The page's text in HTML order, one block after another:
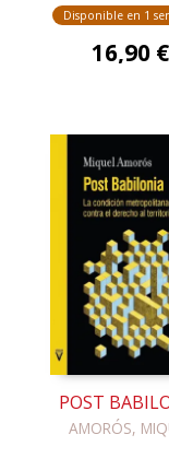
Disponible en 1
16,90 €
POST
AMORÓS,